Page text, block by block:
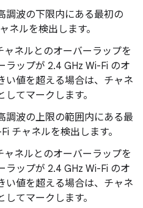
調波の下限内にある最初の
ネルを検出します。
ャネルとのオーバーラップを
ラップが 2.4 GHz Wi-Fi のオ
い値を超える場合は、チャネ
てマークします。
調波の上限の範囲内にある最
チャネルを検出します。
ャネルとのオーバーラップを
ラップが 2.4 GHz Wi-Fi のオ
い値を超える場合は、チャネ
てマークします。